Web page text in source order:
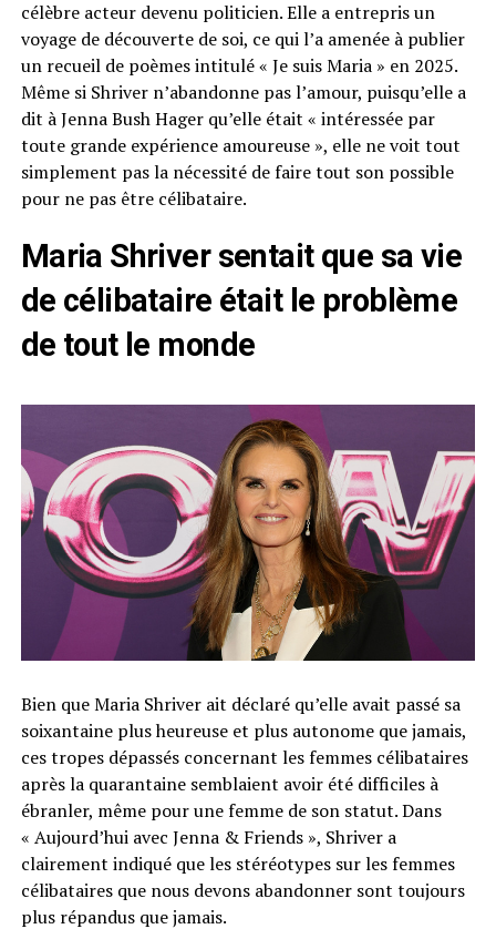
célèbre acteur devenu politicien. Elle a entrepris un
voyage de découverte de soi, ce qui l’a amenée à publier
un recueil de poèmes intitulé « Je suis Maria » en 2025.
Même si Shriver n’abandonne pas l’amour, puisqu’elle a
dit à Jenna Bush Hager qu’elle était « intéressée par
toute grande expérience amoureuse », elle ne voit tout
simplement pas la nécessité de faire tout son possible
pour ne pas être célibataire.
Maria Shriver sentait que sa vie
de célibataire était le problème
de tout le monde
Bien que Maria Shriver ait déclaré qu’elle avait passé sa
soixantaine plus heureuse et plus autonome que jamais,
ces tropes dépassés concernant les femmes célibataires
après la quarantaine semblaient avoir été difficiles à
ébranler, même pour une femme de son statut. Dans
« Aujourd’hui avec Jenna & Friends », Shriver a
clairement indiqué que les stéréotypes sur les femmes
célibataires que nous devons abandonner sont toujours
plus répandus que jamais.